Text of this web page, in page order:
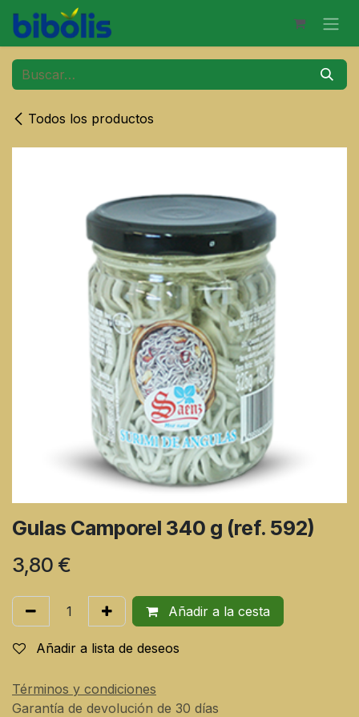
Ir al contenido
Todos los productos
Gulas Camporel 340 g (ref. 592)
3,80 €
Añadir a la cesta
Añadir a lista de deseos
Términos y condiciones
Garantía de devolución de 30 días